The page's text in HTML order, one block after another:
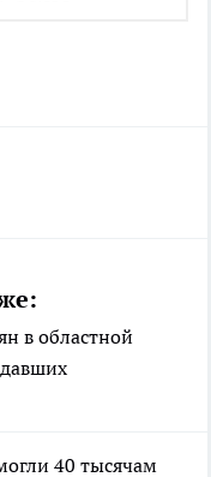
в областной
40 тысячам